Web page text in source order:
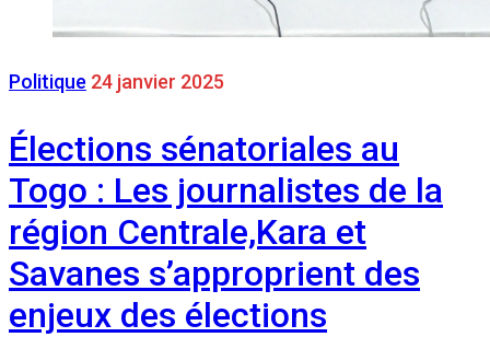
Politique 24 janvier 2025
Élections sénatoriales au
Togo : Les journalistes de la
région Centrale,Kara et
Savanes s’approprient des
enjeux des élections